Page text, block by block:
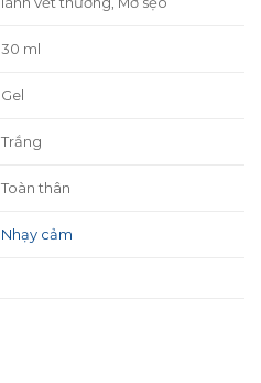
30 ml
Gel
Trắng
Toàn thân
Nhạy cảm